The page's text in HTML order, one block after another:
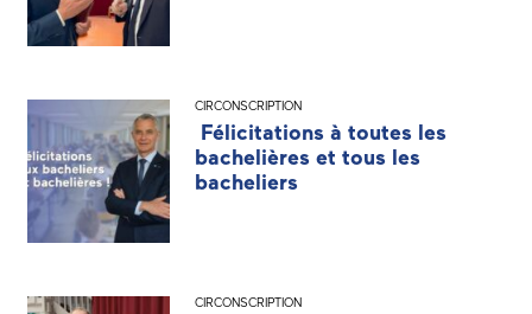
CIRCONSCRIPTION
Félicitations à toutes les
bachelières et tous les
bacheliers
CIRCONSCRIPTION